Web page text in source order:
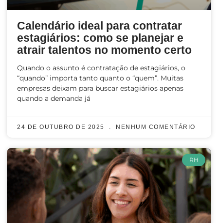
Calendário ideal para contratar
estagiários: como se planejar e
atrair talentos no momento certo
Quando o assunto é contratação de estagiários, o
“quando” importa tanto quanto o “quem”. Muitas
empresas deixam para buscar estagiários apenas
quando a demanda já
24 DE OUTUBRO DE 2025 NENHUM COMENTÁRIO
RH